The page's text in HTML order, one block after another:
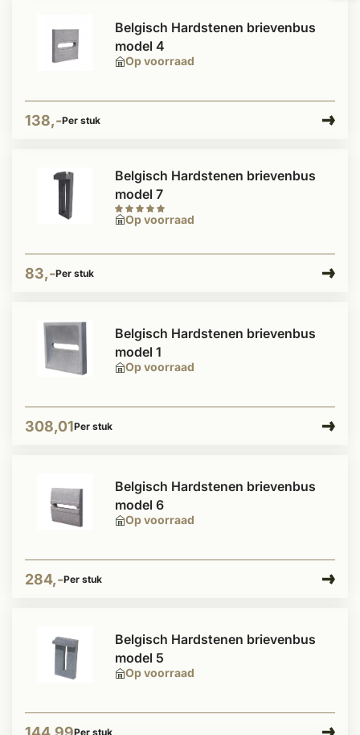
Op voorraad
Belgisch Hardstenen brievenbus
model 4
138,-Per stuk
Op voorraad
Belgisch Hardstenen brievenbus
model 7
83,-Per stuk
Op voorraad
Belgisch Hardstenen brievenbus
model 1
308,01Per stuk
Op voorraad
Belgisch Hardstenen brievenbus
model 6
284,-Per stuk
Op voorraad
Belgisch Hardstenen brievenbus
model 5
Per stuk